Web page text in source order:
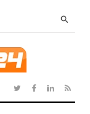
search
TwitterFacebook
Linkedin
RSS